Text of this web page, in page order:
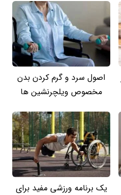
اصول سرد و گرم کردن بدن
مخصوص ویلچرنشین ها
یک برنامه ورزشی مفید برای